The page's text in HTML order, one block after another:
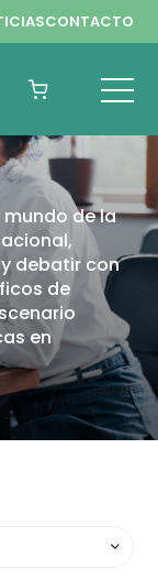
CONTACTO
de la
debatir con
de
en